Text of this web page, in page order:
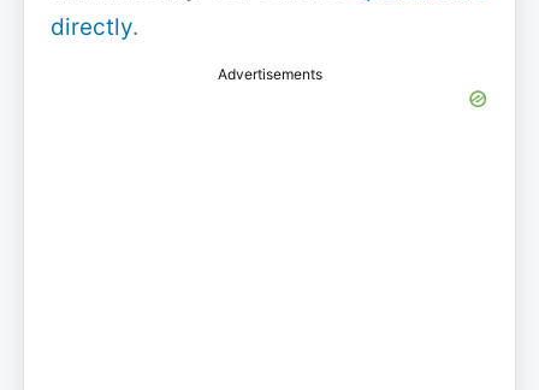
directly.
Advertisements